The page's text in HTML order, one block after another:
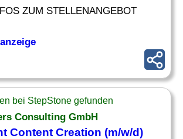
ZUM STELLENANGEBOT
bei StepStone gefunden
Consulting GmbH
Content Creation (m/w/d)